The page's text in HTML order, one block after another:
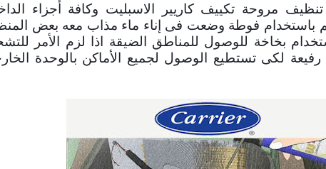
مروحة تكييفكاريير الاسبليت وكافة أجزاء
باستخدام فوطة وضعت فى إناء ماء مذاب معه بعض
بخاخة للوصول للمناطق الضيقة اذا لزم الأمر
لكى تستطيع الوصول لجميع الأماكن بالوحدة